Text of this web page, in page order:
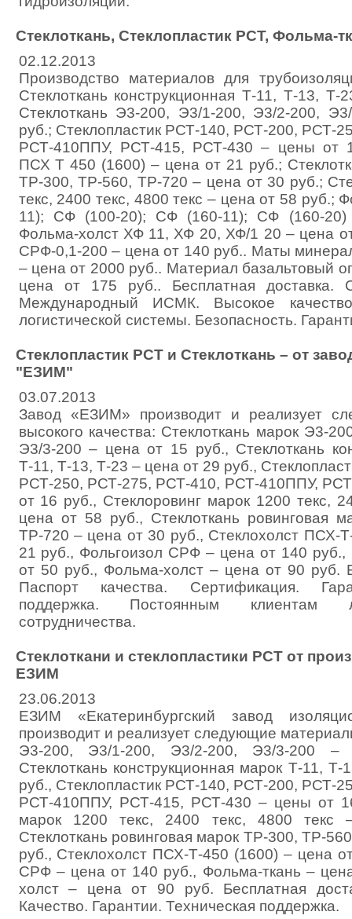
Стеклоткань, Стеклопластик РСТ, Фольма-
02.12.2013
Производство материалов для
Стеклоткань конструкционная Т-11, Т-13,
Стеклоткань Э3-200, Э3/1-200, Э3/2-200,
руб.; Стеклопластик РСТ-140, РСТ-200, РСТ-
РСТ-410ППУ, РСТ-415, РСТ-430 – цены от
ПСХ Т 450 (1600) – цена от 21 руб.;
ТР-300, ТР-560, ТР-720 – цена от 30 руб.;
текс, 2400 текс, 4800 текс – цена от 58 руб.;
11); СФ (100-20); СФ (160-11); СФ (160-
Фольма-холст ХФ 11, ХФ 20, ХФ/1 20 – цена
СРФ-0,1-200 – цена от 140 руб.. Маты
– цена от 2000 руб.. Материал базальтовый
цена от 175 руб.. Бесплатная доставка.
Международный ИСМК. Высокое
логистической системы. Безопасность.
Стеклопластик РСТ и Стеклоткань – от
"ЕЗИМ"
03.07.2013
Завод «ЕЗИМ» производит и реализует
высокого качества: Стеклоткань марок Э3-
Э3/3-200 – цена от 15 руб., Стеклоткань
Т-11, Т-13, Т-23 – цена от 29 руб.,
РСТ-250, РСТ-275, РСТ-410, РСТ-410ППУ,
от 16 руб., Стеклоровинг марок 1200 текс,
цена от 58 руб., Стеклоткань ровинговая
ТР-720 – цена от 30 руб., Стеклохолст ПСХ-
21 руб., Фольгоизол СРФ – цена от 140 руб.,
от 50 руб., Фольма-холст – цена от 90 руб.
Паспорт качества. Сертификация.
поддержка. Постоянным клиентам
сотрудничества.
Стеклоткани и стеклопластики РСТ от
ЕЗИМ
23.06.2013
ЕЗИМ «Екатеринбургский завод
производит и реализует следующие
Э3-200, Э3/1-200, Э3/2-200, Э3/3-200
Стеклоткань конструкционная марок Т-11,
руб., Стеклопластик РСТ-140, РСТ-200, РСТ-
РСТ-410ППУ, РСТ-415, РСТ-430 – цены от
марок 1200 текс, 2400 текс, 4800
Стеклоткань ровинговая марок ТР-300, ТР-
руб., Стеклохолст ПСХ-Т-450 (1600) – цена
СРФ – цена от 140 руб., Фольма-ткань –
холст – цена от 90 руб. Бесплатная
Качество. Гарантии. Техническая поддержка.